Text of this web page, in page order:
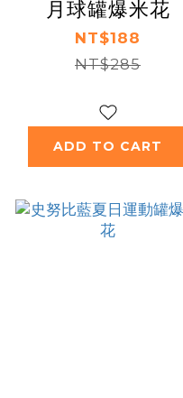
月球罐爆米花
NT$188
NT$285
ADD TO CART